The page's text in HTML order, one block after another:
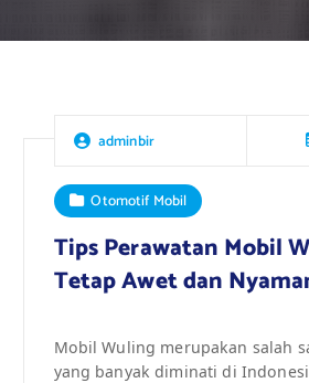
adminbir
Otomotif Mobil
Tips Perawatan Mobil
Tetap Awet dan
Mobil Wuling merupakan salah
yang banyak diminati di